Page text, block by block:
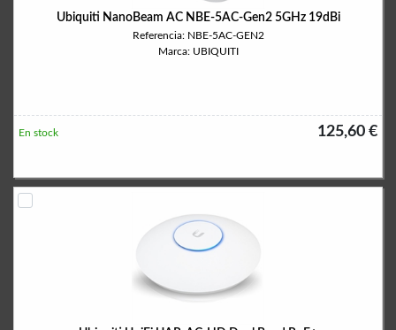
Ubiquiti NanoBeam AC NBE-5AC-Gen2 5GHz 19dBi
Referencia: NBE-5AC-GEN2
Marca: UBIQUITI
125,60 €
En stock